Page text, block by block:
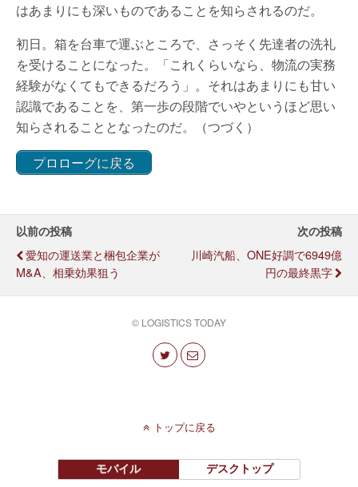
はあまりにも深いものであることを知らされるのだ。
初日。箱を台車で運ぶところで、さっそく先達者の洗礼
を受けることになった。「これくらいなら、物流の実務
経験がなくてもできるだろう」。それはあまりにも甘い
認識であることを、第一歩の段階でいやというほど思い
知らされることとなったのだ。（つづく）
プロローグに戻る
以前の投稿
愛知の運送業と梱包企業が
M&A、相乗効果狙う
次の投稿
川崎汽船、ONE好調で6949億
円の最終黒字
© LOGISTICS TODAY
トップに戻る
モバイル デスクトップ